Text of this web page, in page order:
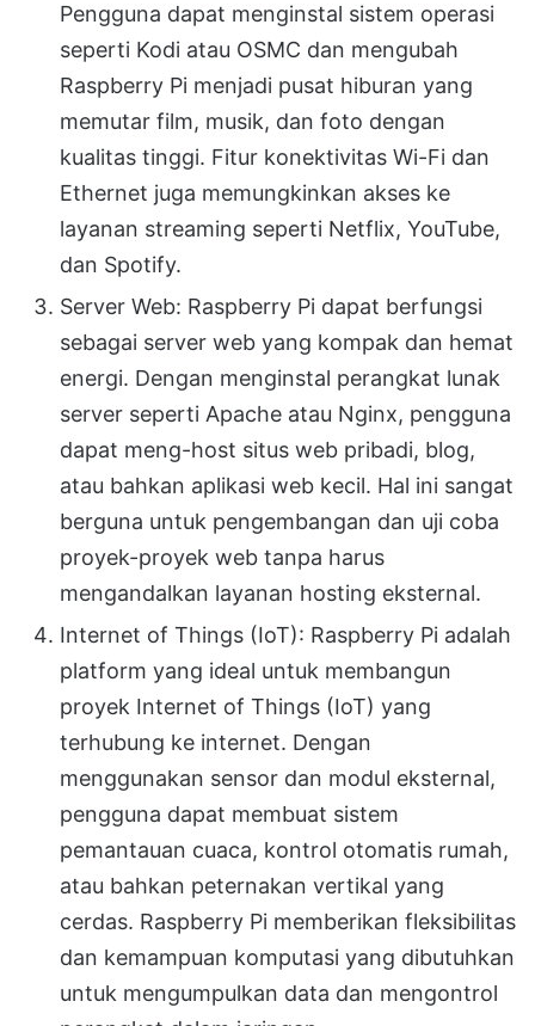
Pengguna dapat menginstal sistem operasi
seperti Kodi atau OSMC dan mengubah
Raspberry Pi menjadi pusat hiburan yang
memutar film, musik, dan foto dengan
kualitas tinggi. Fitur konektivitas Wi-Fi dan
Ethernet juga memungkinkan akses ke
layanan streaming seperti Netflix, YouTube,
dan Spotify.
Server Web: Raspberry Pi dapat berfungsi
sebagai server web yang kompak dan hemat
energi. Dengan menginstal perangkat lunak
server seperti Apache atau Nginx, pengguna
dapat meng-host situs web pribadi, blog,
atau bahkan aplikasi web kecil. Hal ini sangat
berguna untuk pengembangan dan uji coba
proyek-proyek web tanpa harus
mengandalkan layanan hosting eksternal.
Internet of Things (IoT): Raspberry Pi adalah
platform yang ideal untuk membangun
proyek Internet of Things (IoT) yang
terhubung ke internet. Dengan
menggunakan sensor dan modul eksternal,
pengguna dapat membuat sistem
pemantauan cuaca, kontrol otomatis rumah,
atau bahkan peternakan vertikal yang
cerdas. Raspberry Pi memberikan fleksibilitas
dan kemampuan komputasi yang dibutuhkan
untuk mengumpulkan data dan mengontrol